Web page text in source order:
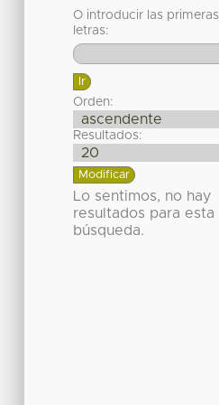
O introducir las primeras
letras:
Orden:
Resultados:
Lo sentimos, no hay
resultados para esta
búsqueda.